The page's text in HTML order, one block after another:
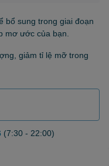
bổ sung trong giai đoạn
mơ ước của bạn.
giảm tỉ lệ mỡ trong
(7:30 - 22:00)